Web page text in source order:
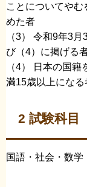
ことについてや
めた者
（3） 令和9年3
び（4）に掲げる
（4） 日本の国
満15歳以上になる
2 試験科目
国語・社会・数学